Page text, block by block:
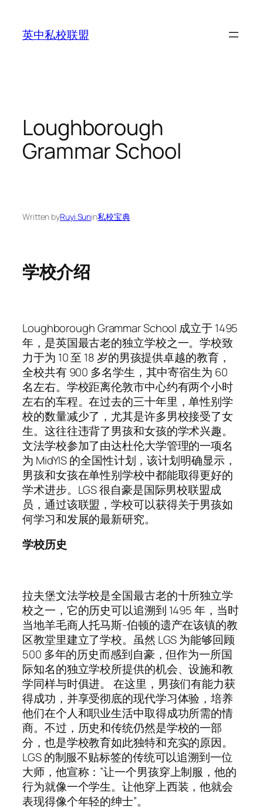
content
英中私校联盟
Loughborough
Grammar School
Written byRuyi Sunin私校宝典
学校介绍
Loughborough Grammar School 成立于 1495
年，是英国最古老的独立学校之一。学校致
力于为 10 至 18 岁的男孩提供卓越的教育，
全校共有 900 多名学生，其中寄宿生为 60
名左右。学校距离伦敦市中心约有两个小时
左右的车程。在过去的三十年里，单性别学
校的数量减少了，尤其是许多男校接受了女
生。这往往违背了男孩和女孩的学术兴趣。
文法学校参加了由达杜伦大学管理的一项名
为 MidYIS 的全国性计划，该计划明确显示，
男孩和女孩在单性别学校中都能取得更好的
学术进步。LGS 很自豪是国际男校联盟成
员，通过该联盟，学校可以获得关于男孩如
何学习和发展的最新研究。
学校历史
拉夫堡文法学校是全国最古老的十所独立学
校之一，它的历史可以追溯到 1495 年，当时
当地羊毛商人托马斯-伯顿的遗产在该镇的教
区教堂里建立了学校。虽然 LGS 为能够回顾
500 多年的历史而感到自豪，但作为一所国
际知名的独立学校所提供的机会、设施和教
学同样与时俱进。 在这里，男孩们有能力获
得成功，并享受彻底的现代学习体验，培养
他们在个人和职业生活中取得成功所需的情
商。不过，历史和传统仍然是学校的一部
分，也是学校教育如此独特和充实的原因。
LGS 的制服不贴标签的传统可以追溯到一位
大师，他宣称：”让一个男孩穿上制服，他的
行为就像一个学生。让他穿上西装，他就会
表现得像个年轻的绅士”。